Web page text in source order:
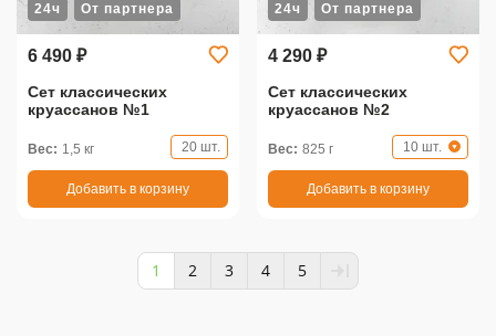
24ч От партнера
6 490 ₽
Сет классических
круассанов №1
Вес: 1,5 кг 20 шт.
Добавить в корзину
24ч От партнера
4 290 ₽
Сет классических
круассанов №2
Вес: 825 г 10 шт.
Добавить в корзину
1 2 3 4 5